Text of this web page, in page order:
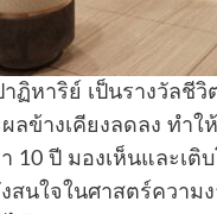
าฏิหาริย์ เป็นรางวัลชี
ลข้างเคียงลดลง ทำ
10 ปี มองเห็นและเติ
นใจในศาสตร์ความ